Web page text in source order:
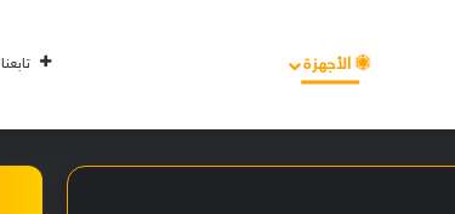
الأجهزة تابعنا